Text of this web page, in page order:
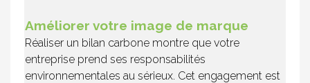
Améliorer votre image de marque
Réaliser un bilan carbone montre que votre
entreprise prend ses responsabilités
environnementales au sérieux. Cet engagement est